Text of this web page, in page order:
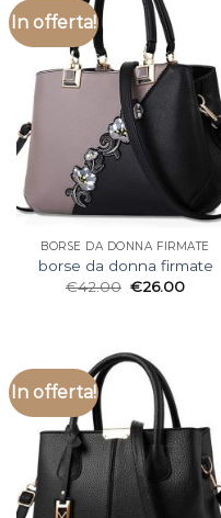
In offerta!
BORSE DA DONNA FIRMATE
borse da donna firmate
€42.00 €26.00
In offerta!